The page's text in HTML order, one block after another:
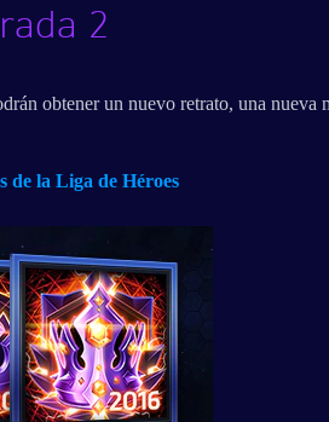
2
obtener un nuevo retrato, una
de la Liga de Héroes